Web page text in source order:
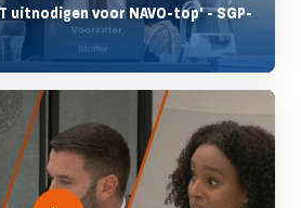
uitnodigen voor NAVO-top' - SGP-